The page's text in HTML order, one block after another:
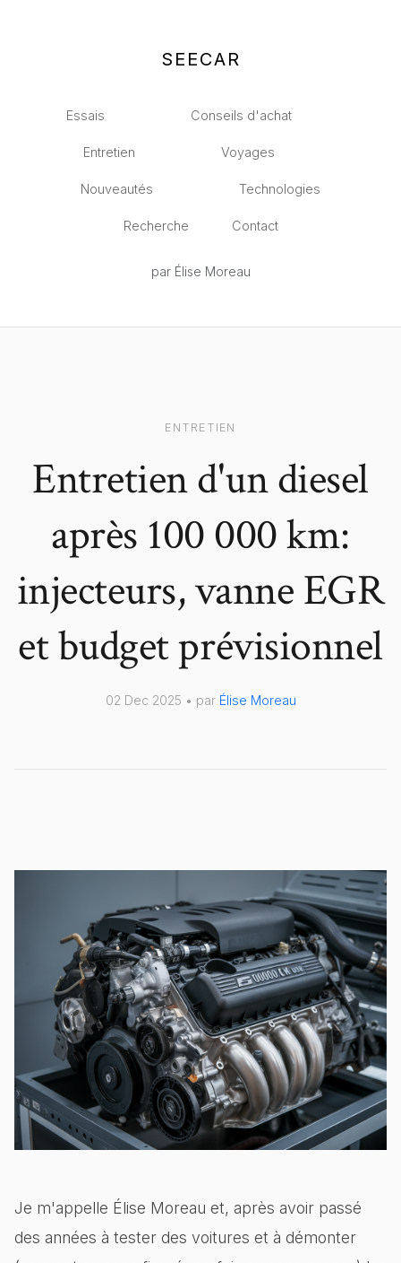
SEECAR
Essais Conseils d'achat
Entretien Voyages
Nouveautés Technologies
Recherche Contact
par Élise Moreau
ENTRETIEN
Entretien d'un diesel
après 100 000 km:
injecteurs, vanne EGR
et budget prévisionnel
02 Dec 2025 • par Élise Moreau
Je m'appelle Élise Moreau et, après avoir passé
des années à tester des voitures et à démonter